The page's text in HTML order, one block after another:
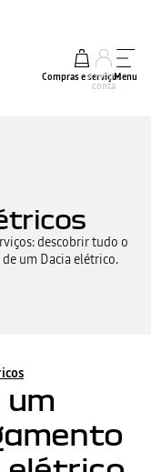
Compras e serviços
A minha
conta
Menu
descobrir tudo o
um Dacia elétrico.
um